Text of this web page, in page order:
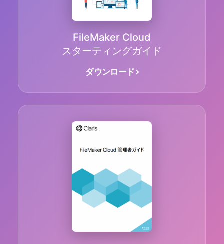
FileMaker Cloud
スターティングガイド
ダウンロード